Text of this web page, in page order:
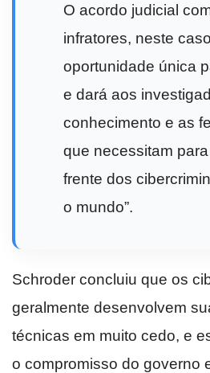
O acordo judicial
infratores, neste
oportunidade única
e dará aos
conhecimento e as
que necessitam
frente dos
o mundo”.
Schroder concluiu que os
geralmente desenvolvem
técnicas em muito cedo, e
o compromisso do governo